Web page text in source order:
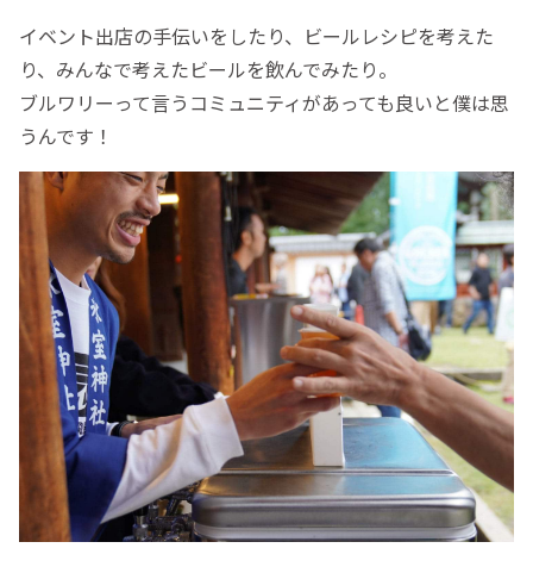
イベント出店の手伝いをしたり、ビールレシピを考えた
り、みんなで考えたビールを飲んでみたり。
ブルワリーって言うコミュニティがあっても良いと僕は思
うんです！